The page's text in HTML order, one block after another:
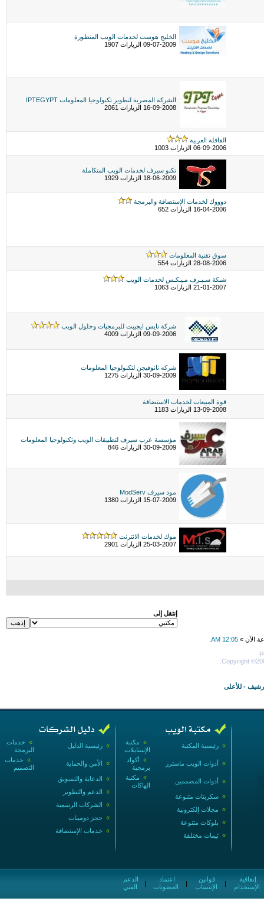
الخليج هوست لخدمات الويب المتطورة
09-07-2009 الزيارات 1907
الشركة المصرية لتطوير تكنولوجيا المعلومات IPTEGYPT
16-09-2008 الزيارات 2061
القافلة العربية
06-09-2006 الزيارات 1003
تكنو سيرف لخدمات الويب المتكاملة
18-06-2009 الزيارات 1929
دوووك لخدمات الإستضافة والبرمجة
16-04-2006 الزيارات 652
سوق تقنية المعلومات
28-08-2006 الزيارات 554
شبكة سـيـرف مـيـكـس لخدمات الويب
21-01-2007 الزيارات 1063
شركة نايس ايجيبت للبرمجيات وحلول الويب
09-09-2006 الزيارات 4009
شركه نانوفيجن لتكنولوجيا المعلومات
30-09-2009 الزيارات 1275
قوة المبيعات لخدمات الاستضافة
13-09-2008 الزيارات 1183
مؤسسة عرب سيرف لتطبيقات الويب وتكنولوجيا المعلومات
30-09-2009 الزيارات 846
مود سيرف ModServ
15-07-2009 الزيارات 1380
موك لخدمات الانترنت
25-03-2007 الزيارات 2901
إنتقل إلى
الآن » 12:05 AM
Copyright
- للأعلى
» خدمات
البرمجة
» رئيسية الدليل
» خدمات
التصميم
» الأمن والحماية
» الدعاية والتسويق
» الدعم والتطوير
» الشركات الرسمية
» حجز دومينات
» خدمات الإستضافة
» مكتبة
الإستايلات
» رئيسية المكتبة
» أكواد
برمجية
» أدوات الويب ماسترز
» مكتبة
الهاكات
» أدوات المصممين
» سكربتات متنوعة
» مجلات إلكترونية
» بلوكات متنوعة
» ثيمات مختلفة
الفني
|
العضويات
|
الإنتساب
|
الإستخدام